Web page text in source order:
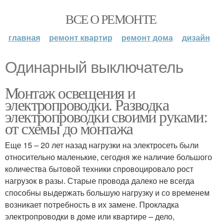
ВСЕ О РЕМОНТЕ
главная ремонт квартир ремонт дома дизайн
Одинарный выключатель
Монтаж освещения и
электропроводки. Разводка
электропроводки своими руками:
от схемы до монтажа
Еще 15 – 20 лет назад нагрузки на электросеть были
относительно маленькие, сегодня же наличие большого
количества бытовой техники спровоцировало рост
нагрузок в разы. Старые провода далеко не всегда
способны выдержать большую нагрузку и со временем
возникает потребность в их замене. Прокладка
электропроводки в доме или квартире – дело,